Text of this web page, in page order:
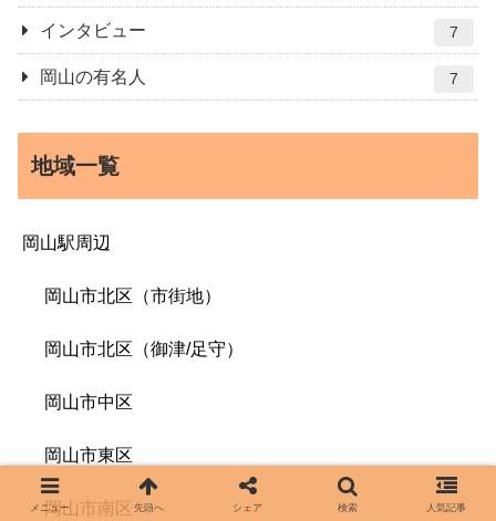
インタビュー 7
岡山の有名人 7
地域一覧
岡山駅周辺
岡山市北区（市街地）
岡山市北区（御津/足守）
岡山市中区
岡山市東区
岡山市南区
メニュー 先頭へ シェア 検索 人気記事